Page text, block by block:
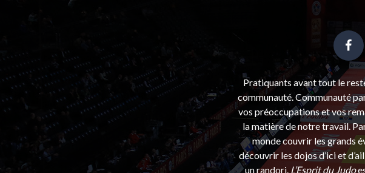
Pratiquants avant tout le
communauté. Communauté
vos préoccupations et vos
la matière de notre travail.
monde couvrir les grands
découvrir les dojos d’ici et
un randori. L’Esprit du Judo